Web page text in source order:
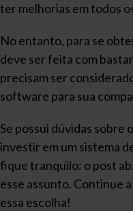
ter melhorias em todos
No entanto, para se
deve ser feita com
precisam ser
software para sua
Se possui dúvidas sobre
investir em um sistema
fique tranquilo: o post
esse assunto. Continue
essa escolha!